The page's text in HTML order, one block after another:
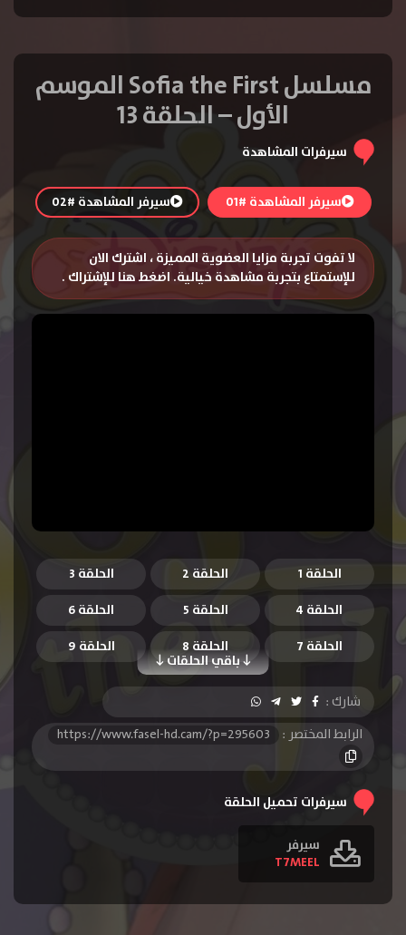
مسلسل Sofia the First الموسم
الأول – الحلقة 13
سيرفرات المشاهدة
سيرفر المشاهدة #01 سيرفر المشاهدة #02
لا تفوت تجربة مزايا العضوية المميزة ، اشترك الان
للإستمتاع بتجربة مشاهدة خيالية. اضغط هنا للإشتراك .
الحلقة 1 الحلقة 2
الحلقة 3
الحلقة 4
الحلقة 5 الحلقة 6
باقي الحلقات
الحلقة 7 الحلقة 8
الحلقة 9
الحلقة 10
الحلقة 11
الحلقة 12
الحلقة 13
الحلقة 14
الحلقة 15
الحلقة 25
الحلقة 28
الحلقة 29
الحلقة 30
شارك :
الرابط المختصر :
https://www.fasel-hd.cam/?p=295603
سيرفرات تحميل الحلقة
سيرفر
T7MEEL